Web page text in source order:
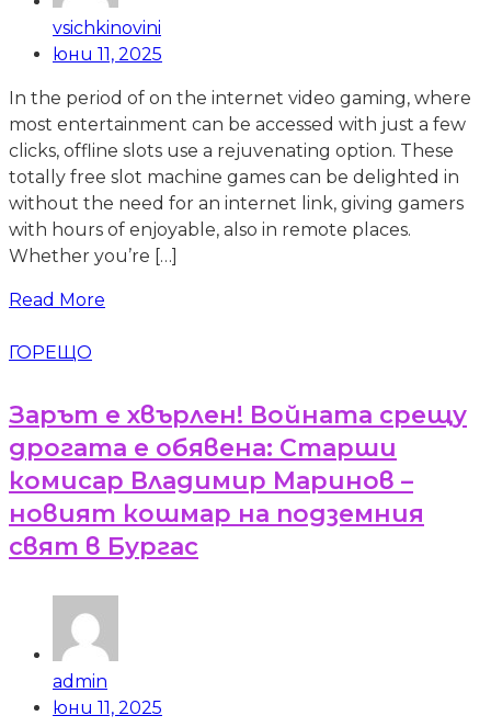
vsichkinovini
юни 11, 2025
In the period of on the internet video gaming, where
most entertainment can be accessed with just a few
clicks, offline slots use a rejuvenating option. These
totally free slot machine games can be delighted in
without the need for an internet link, giving gamers
with hours of enjoyable, also in remote places.
Whether you’re […]
Read More
ГОРЕЩО
Зарът е хвърлен! Войната срещу
дрогата е обявена: Старши
комисар Владимир Маринов –
новият кошмар на подземния
свят в Бургас
admin
юни 11, 2025